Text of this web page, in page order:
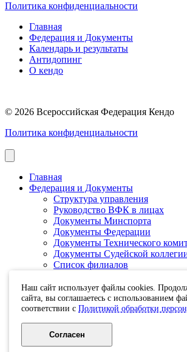
Политика конфиденциальности
Главная
Федерация и Документы
Календарь и результаты
Антидопинг
О кендо
© 2026 Всероссийская Федерация Кендо
Политика конфиденциальности
Главная
Федерация и Документы
Структура управления
Руководство ВФК в лицах
Документы Минспорта
Документы Федерации
Документы Технического
Документы Судейской
Список филиалов
Календарь и результаты
Календарь
Новости и события
О кендо
Наш сайт использует файлы cookies.
сайта, вы соглашаетесь с использованием
соответствии с Политикой обработки
Согласен